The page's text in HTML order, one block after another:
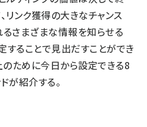
リンク獲得の大きなチャンス
るさまざまな情報を知らせる
することで見出だすことができ
のために今日から設定できる8
が紹介する。